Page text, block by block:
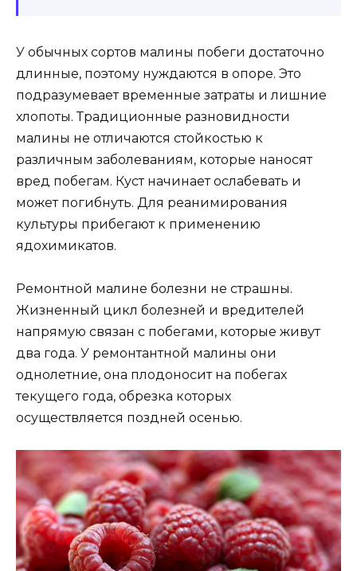
У обычных сортов малины побеги достаточно
длинные, поэтому нуждаются в опоре. Это
подразумевает временные затраты и лишние
хлопоты. Традиционные разновидности
малины не отличаются стойкостью к
различным заболеваниям, которые наносят
вред побегам. Куст начинает ослабевать и
может погибнуть. Для реанимирования
культуры прибегают к применению
ядохимикатов.
Ремонтной малине болезни не страшны.
Жизненный цикл болезней и вредителей
напрямую связан с побегами, которые живут
два года. У ремонтантной малины они
однолетние, она плодоносит на побегах
текущего года, обрезка которых
осуществляется поздней осенью.